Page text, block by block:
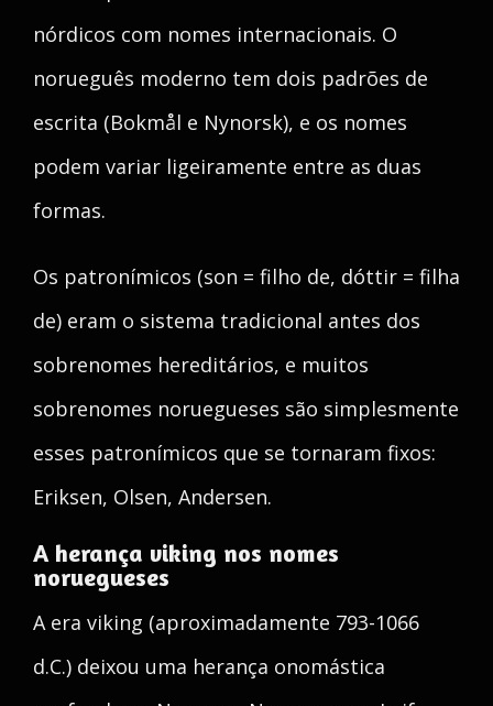
nórdicos com nomes internacionais. O
norueguês moderno tem dois padrões de
escrita (Bokmål e Nynorsk), e os nomes
podem variar ligeiramente entre as duas
formas.
Os patronímicos (son = filho de, dóttir = filha
de) eram o sistema tradicional antes dos
sobrenomes hereditários, e muitos
sobrenomes noruegueses são simplesmente
esses patronímicos que se tornaram fixos:
Eriksen, Olsen, Andersen.
A herança viking nos nomes
noruegueses
A era viking (aproximadamente 793-1066
d.C.) deixou uma herança onomástica